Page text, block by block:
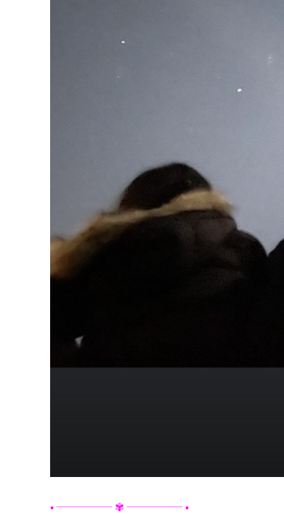
• ───── ✾ ───── •